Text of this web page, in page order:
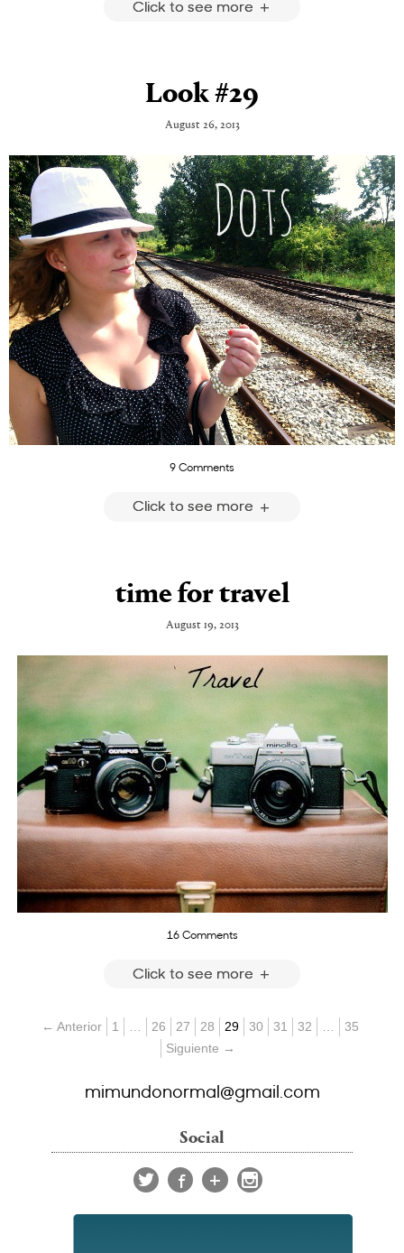
Click to see more
Look #29
August 26, 2013
9 Comments
Click to see more
time for travel
August 19, 2013
16 Comments
Click to see more
← Anterior 1 26 27 28 29 30 31 32
35
Siguiente →
mimundonormal@gmail.com
Social